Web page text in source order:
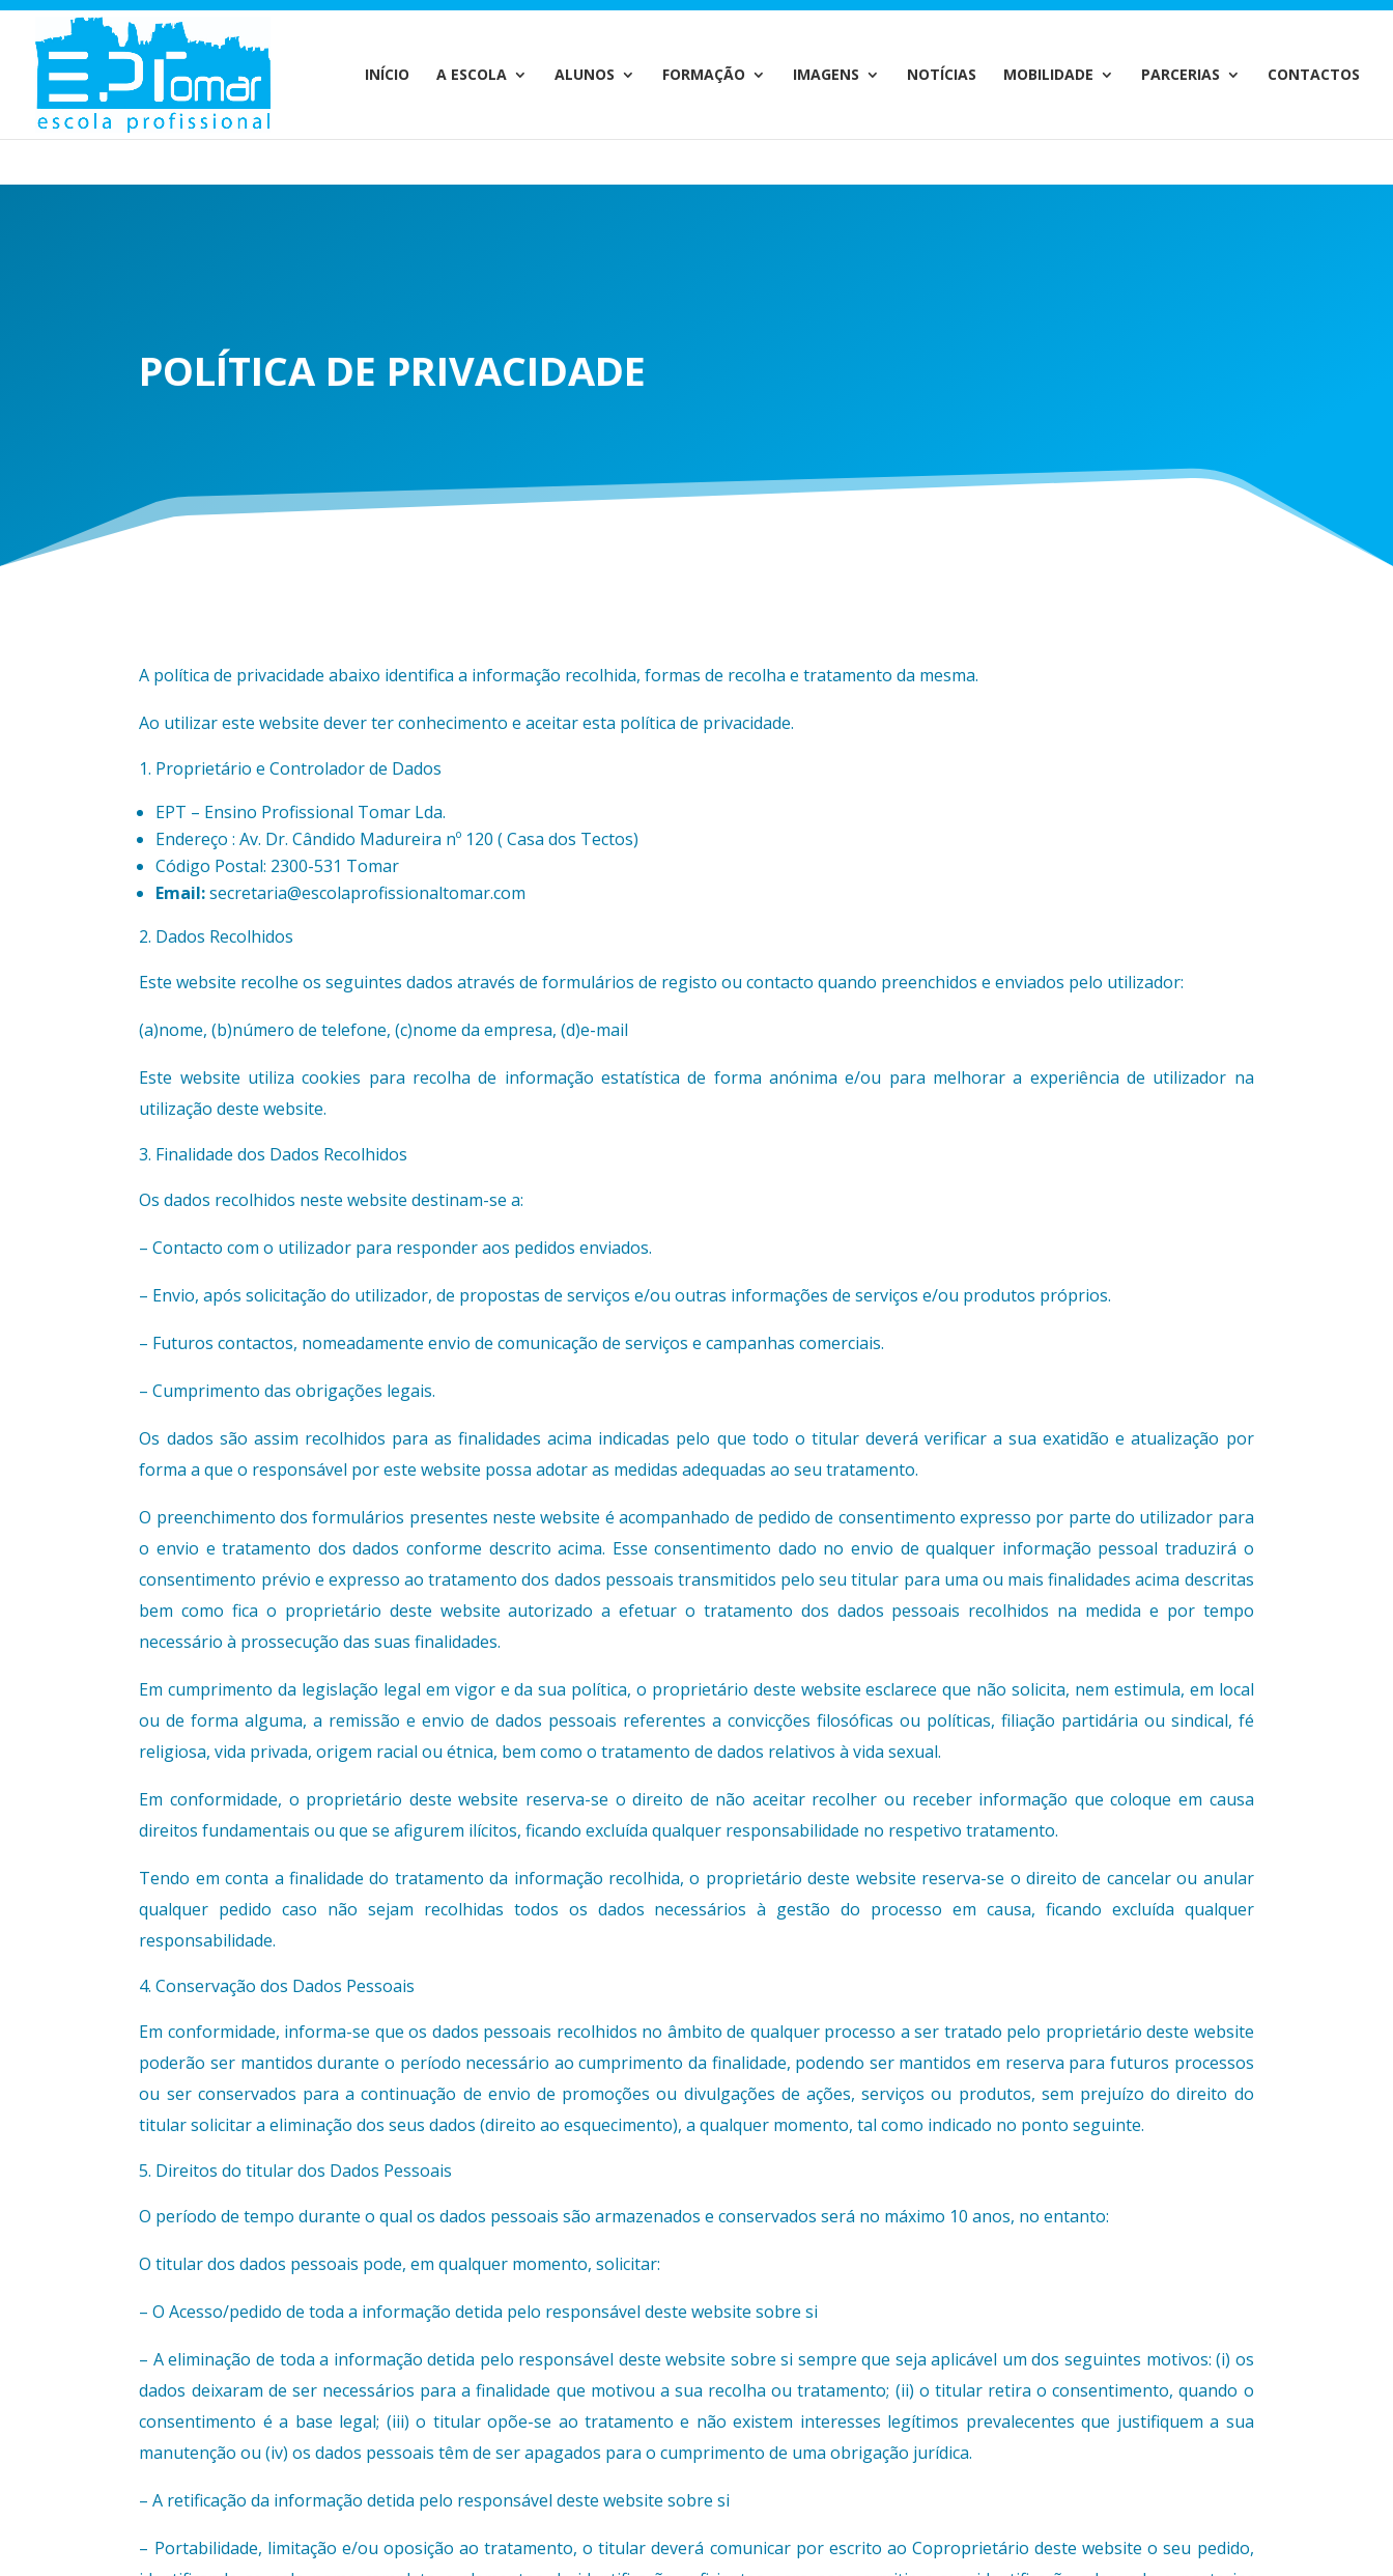
Warning: Undefined array key 1 in/home/escolaprofission/public_html/wp-content/plugins/wp-private-content-pro/lib/Drewm/MailChimp.php
INÍCIO
A ESCOLA ALUNOS FORMAÇÃO IMAGENS NOTÍCIAS MOBILIDADE PARCERIAS CONTACTOS
POLÍTICA DE PRIVACIDADE
A política de privacidade abaixo identifica a informação recolhida, formas de recolha e tratamento da mesma.
Ao utilizar este website dever ter conhecimento e aceitar esta política de privacidade.
Proprietário e Controlador de Dados
EPT – Ensino Profissional Tomar Lda.
Endereço : Av. Dr. Cândido Madureira nº 120 ( Casa dos Tectos)
Código Postal: 2300-531 Tomar
Email:secretaria@escolaprofissionaltomar.com
Dados Recolhidos
Este website recolhe os seguintes dados através de formulários de registo ou contacto quando preenchidos e enviados pelo utilizador:
(a)nome, (b)número de telefone, (c)nome da empresa, (d)e-mail
Este website utiliza cookies para recolha de informação estatística de forma anónima e/ou para melhorar a experiência de utilizador na
utilização deste website.
Finalidade dos Dados Recolhidos
Os dados recolhidos neste website destinam-se a:
– Contacto com o utilizador para responder aos pedidos enviados.
– Envio, após solicitação do utilizador, de propostas de serviços e/ou outras informações de serviços e/ou produtos próprios.
– Futuros contactos, nomeadamente envio de comunicação de serviços e campanhas comerciais.
– Cumprimento das obrigações legais.
Os dados são assim recolhidos para as finalidades acima indicadas pelo que todo o titular deverá verificar a sua exatidão e atualização por
forma a que o responsável por este website possa adotar as medidas adequadas ao seu tratamento.
O preenchimento dos formulários presentes neste website é acompanhado de pedido de consentimento expresso por parte do utilizador para
o envio e tratamento dos dados conforme descrito acima. Esse consentimento dado no envio de qualquer informação pessoal traduzirá o
consentimento prévio e expresso ao tratamento dos dados pessoais transmitidos pelo seu titular para uma ou mais finalidades acima descritas
bem como fica o proprietário deste website autorizado a efetuar o tratamento dos dados pessoais recolhidos na medida e por tempo
necessário à prossecução das suas finalidades.
Em cumprimento da legislação legal em vigor e da sua política, o proprietário deste website esclarece que não solicita, nem estimula, em local
ou de forma alguma, a remissão e envio de dados pessoais referentes a convicções filosóficas ou políticas, filiação partidária ou sindical, fé
religiosa, vida privada, origem racial ou étnica, bem como o tratamento de dados relativos à vida sexual.
Em conformidade, o proprietário deste website reserva-se o direito de não aceitar recolher ou receber informação que coloque em causa
direitos fundamentais ou que se afigurem ilícitos, ficando excluída qualquer responsabilidade no respetivo tratamento.
Tendo em conta a finalidade do tratamento da informação recolhida, o proprietário deste website reserva-se o direito de cancelar ou anular
qualquer pedido caso não sejam recolhidas todos os dados necessários à gestão do processo em causa, ficando excluída qualquer
responsabilidade.
Conservação dos Dados Pessoais
Em conformidade, informa-se que os dados pessoais recolhidos no âmbito de qualquer processo a ser tratado pelo proprietário deste website
poderão ser mantidos durante o período necessário ao cumprimento da finalidade, podendo ser mantidos em reserva para futuros processos
ou ser conservados para a continuação de envio de promoções ou divulgações de ações, serviços ou produtos, sem prejuízo do direito do
titular solicitar a eliminação dos seus dados (direito ao esquecimento), a qualquer momento, tal como indicado no ponto seguinte.
Direitos do titular dos Dados Pessoais
O período de tempo durante o qual os dados pessoais são armazenados e conservados será no máximo 10 anos, no entanto:
O titular dos dados pessoais pode, em qualquer momento, solicitar:
– O Acesso/pedido de toda a informação detida pelo responsável deste website sobre si
– A eliminação de toda a informação detida pelo responsável deste website sobre si sempre que seja aplicável um dos seguintes motivos: (i) os
dados deixaram de ser necessários para a finalidade que motivou a sua recolha ou tratamento; (ii) o titular retira o consentimento, quando o
consentimento é a base legal; (iii) o titular opõe-se ao tratamento e não existem interesses legítimos prevalecentes que justifiquem a sua
manutenção ou (iv) os dados pessoais têm de ser apagados para o cumprimento de uma obrigação jurídica.
– A retificação da informação detida pelo responsável deste website sobre si
– Portabilidade, limitação e/ou oposição ao tratamento, o titular deverá comunicar por escrito ao Coproprietário deste website o seu pedido,